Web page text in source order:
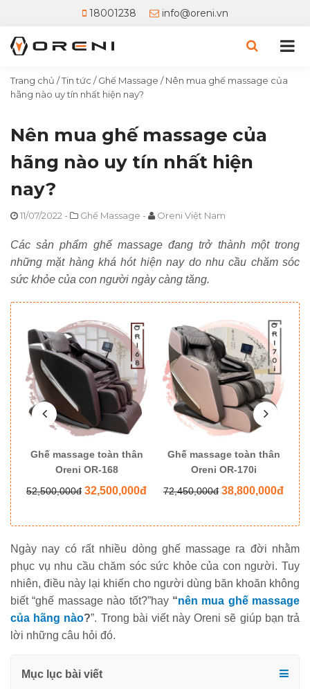
18001238 info@oreni.vn
Trang chủ /Tin tức /Ghế Massage /Nên mua ghế massage của
hãng nào uy tín nhất hiện nay?
Nên mua ghế massage của
hãng nào uy tín nhất hiện
nay?
11/07/2022 - Ghế Massage - Oreni Việt Nam
Các sản phẩm ghế massage đang trở thành một trong
những mặt hàng khá hót hiện nay do nhu cầu chăm sóc
sức khỏe của con người ngày càng tăng.
Ghế massage toàn thân
Oreni OR-168
52,500,000đ 32,500,000đ
Ghế massage toàn thân
Oreni OR-170i
72,450,000đ 38,800,000đ
Ngày nay có rất nhiều dòng ghế massage ra đời nhằm
phục vụ nhu cầu chăm sóc sức khỏe của con người. Tuy
nhiên, điều này lại khiến cho người dùng băn khoăn không
biết “ghế massage nào tốt?”hay“nên mua ghế massage
của hãng nào?”. Trong bài viết này Oreni sẽ giúp bạn trả
lời những câu hỏi đó.
Mục lục bài viết